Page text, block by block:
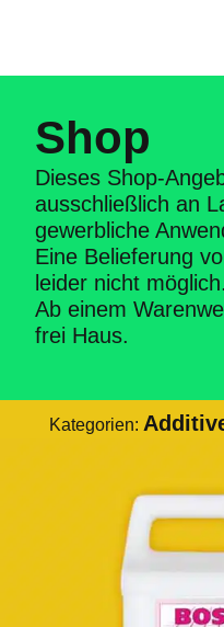
Shop
Dieses Shop-
ausschließlich an
gewerbliche
Eine Belieferung
leider nicht möglich.
Ab einem
frei Haus.
Kategorien: